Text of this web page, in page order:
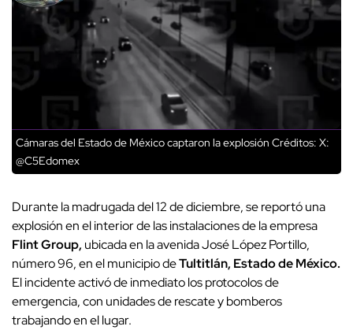
Cámaras del Estado de México captaron la explosión Créditos: X:
@C5Edomex
Durante la madrugada del 12 de diciembre, se reportó una
explosión en el interior de las instalaciones de la empresa
Flint Group, ubicada en la avenida José López Portillo,
número 96, en el municipio deTultitlán, Estado de México.
El incidente activó de inmediato los protocolos de
emergencia, con unidades de rescate y bomberos
trabajando en el lugar.